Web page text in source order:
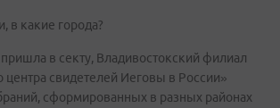
в какие города?
в секту, Владивостокский филиал
центра свидетелей Иеговы в России»
сформированных в разных районах